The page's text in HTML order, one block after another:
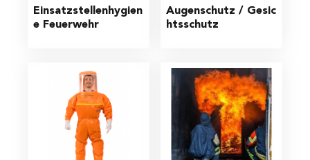
Einsatzstellenhygien
e Feuerwehr
Augenschutz / Gesic
htsschutz